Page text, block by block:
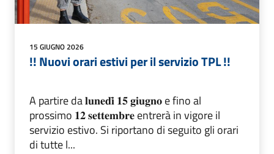
15 GIUGNO 2026
!! Nuovi orari estivi per il servizio TPL !!
A partire da 𝐥𝐮𝐧𝐞𝐝𝐢̀ 𝟏𝟓 𝐠𝐢𝐮𝐠𝐧𝐨 e fino al
prossimo 𝟏𝟐 𝐬𝐞𝐭𝐭𝐞𝐦𝐛𝐫𝐞 entrerà in vigore il
servizio estivo. Si riportano di seguito gli orari
di tutte l...